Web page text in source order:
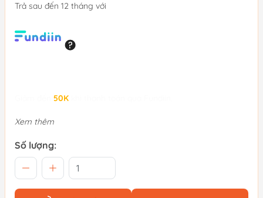
Trả sau đến 12 tháng với
50K
Xem thêm
Số lượng: